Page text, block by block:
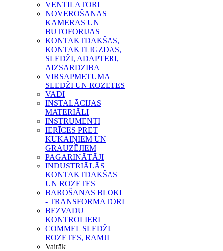
VENTILĀTORI
NOVĒROŠANAS
KAMERAS UN
BUTOFORIJAS
KONTAKTDAKŠAS,
KONTAKTLIGZDAS,
SLĒDŽI, ADAPTERI,
AIZSARDZĪBA
VIRSAPMETUMA
SLĒDŽI UN ROZETES
VADI
INSTALĀCIJAS
MATERIĀLI
INSTRUMENTI
IERĪCES PRET
KUKAIŅIEM UN
GRAUZĒJIEM
PAGARINĀTĀJI
INDUSTRIĀLĀS
KONTAKTDAKŠAS
UN ROZETES
BAROŠANAS BLOKI
- TRANSFORMĀTORI
BEZVADU
KONTROLIERI
COMMEL SLĒDŽI,
ROZETES, RĀMJI
Vairāk